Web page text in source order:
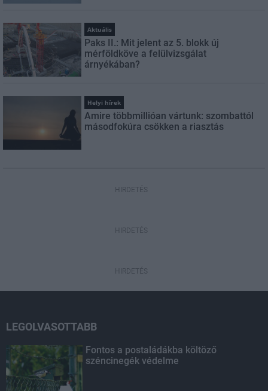
Aktuális
Paks II.: Mit jelent az 5. blokk új
mérföldköve a felülvizsgálat
árnyékában?
Helyi hírek
Amire többmillióan vártunk: szombattól
másodfokúra csökken a riasztás
HIRDETÉS
HIRDETÉS
HIRDETÉS
LEGOLVASOTTABB
Fontos a postaládákba költöző
széncinegék védelme